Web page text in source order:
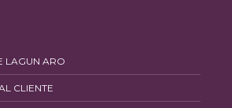
LAGUN ARO
CLIENTE